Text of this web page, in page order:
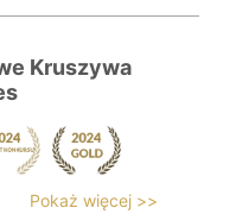
Kruszywa
Pokaż więcej >>